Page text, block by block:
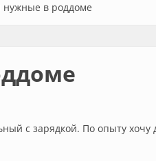
в роддоме
с зарядкой. По опыту хочу